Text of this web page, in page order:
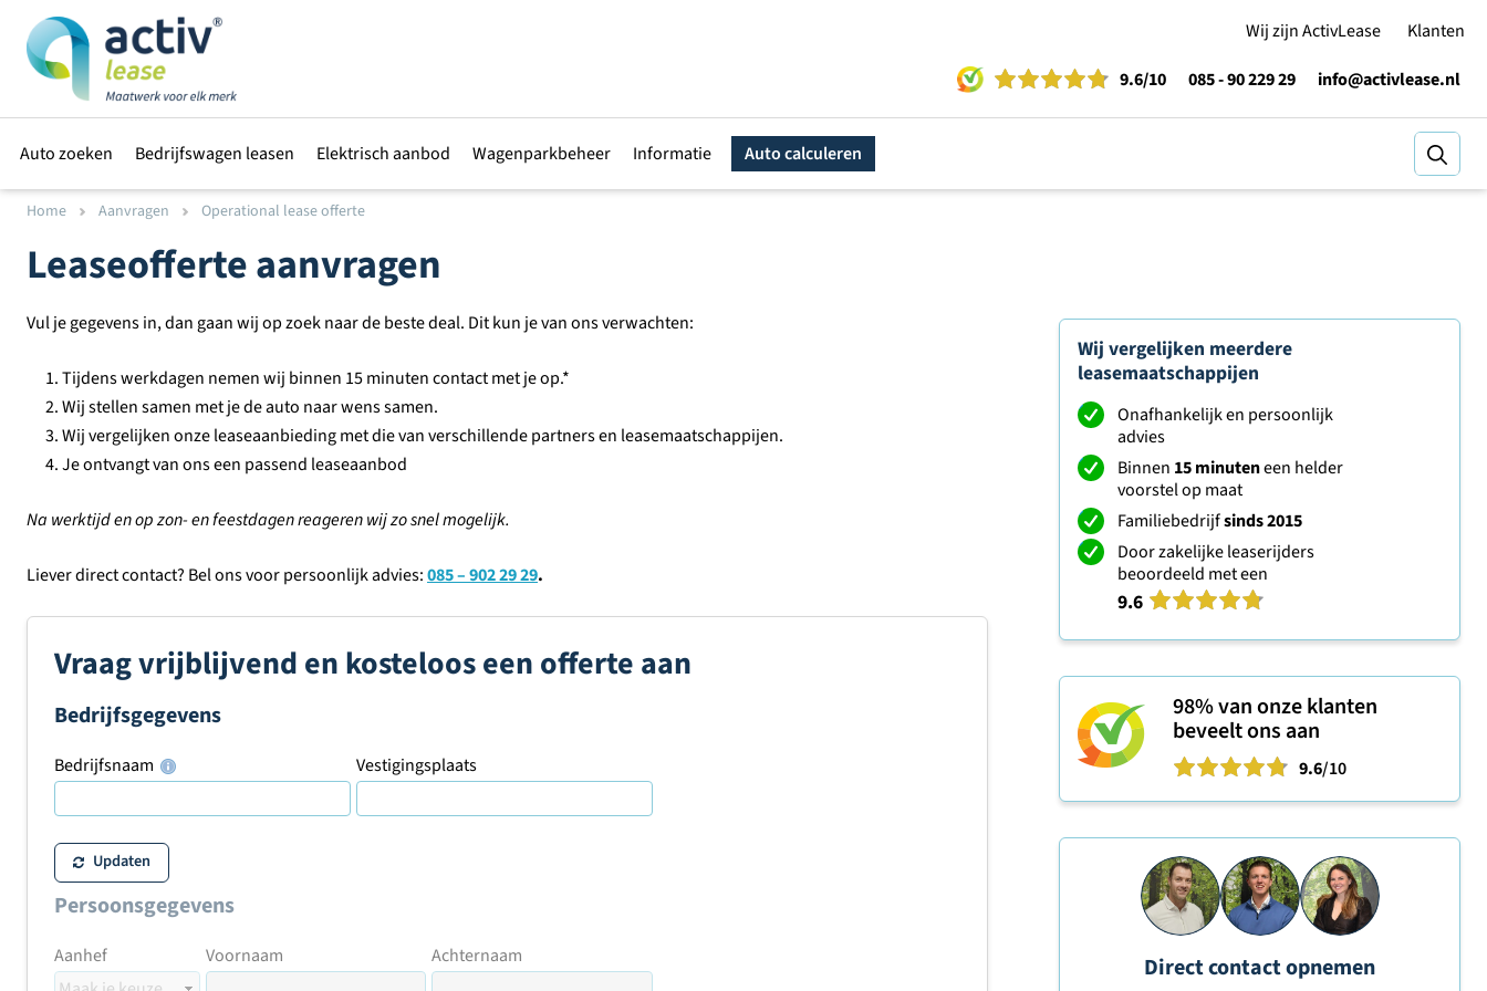
Wij zijn ActivLease
Klanten
9.6/10 085 - 90 229 29 info@activlease.nl
Auto zoeken Bedrijfswagen leasen Elektrisch aanbod Wagenparkbeheer Informatie Auto calculeren
Home Aanvragen Operational lease offerte
Leaseofferte aanvragen
Vul je gegevens in, dan gaan wij op zoek naar de beste deal. Dit kun je van ons verwachten:
Tijdens werkdagen nemen wij binnen 15 minuten contact met je op.*
Wij stellen samen met je de auto naar wens samen.
Wij vergelijken onze leaseaanbieding met die van verschillende partners en leasemaatschappijen.
Je ontvangt van ons een passend leaseaanbod
Na werktijd en op zon- en feestdagen reageren wij zo snel mogelijk.
Liever direct contact? Bel ons voor persoonlijk advies:085 – 902 29 29.
Vraag vrijblijvend en kosteloos een offerte aan
Bedrijfsgegevens
Bedrijfsnaam Vestigingsplaats
Updaten
Persoonsgegevens
Aanhef Voornaam Achternaam
Wij vergelijken meerdere
leasemaatschappijen
Onafhankelijk en persoonlijk
advies
Binnen 15 minuteneen helder
voorstel op maat
Familiebedrijfsinds 2015
Door zakelijke leaserijders
beoordeeld met een
9.6
98%van onze klanten
beveelt ons aan
9.6/10
Direct contact opnemen